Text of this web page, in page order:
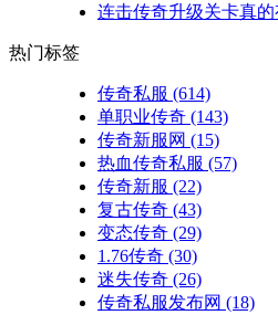
连击传奇升级关卡真
热门标签
传奇私服 (614)
单职业传奇 (143)
传奇新服网 (15)
热血传奇私服 (57)
传奇新服 (22)
复古传奇 (43)
变态传奇 (29)
1.76传奇 (30)
迷失传奇 (26)
传奇私服发布网 (18)